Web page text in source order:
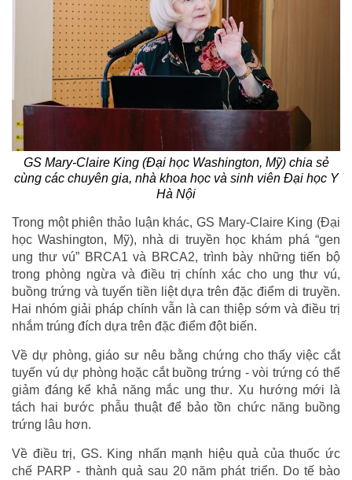
GS Mary-Claire King (Đại học Washington, Mỹ)chia sẻ
cùng các chuyên gia, nhà khoa học và sinh viên Đại học Y
Hà Nội
Trong một phiên thảo luận khác, GS Mary-Claire King (Đại
học Washington, Mỹ), nhà di truyền học khám phá “gen
ung thư vú” BRCA1 và BRCA2, trình bày những tiến bộ
trong phòng ngừa và điều trị chính xác cho ung thư vú,
buồng trứng và tuyến tiền liệt dựa trên đặc điểm di truyền.
Hai nhóm giải pháp chính vẫn là can thiệp sớm và điều trị
nhắm trúng đích dựa trên đặc điểm đột biến.
Về dự phòng, giáo sư nêu bằng chứng cho thấy việc cắt
tuyến vú dự phòng hoặc cắt buồng trứng - vòi trứng có thể
giảm đáng kể khả năng mắc ung thư. Xu hướng mới là
tách hai bước phẫu thuật để bảo tồn chức năng buồng
trứng lâu hơn.
Về điều trị, GS. King nhấn mạnh hiệu quả của thuốc ức
chế PARP - thành quả sau 20 năm phát triển. Do tế bào